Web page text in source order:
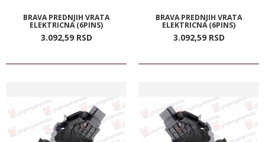
BRAVA PREDNJIH VRATA
ELEKTRICNA (6PINS)
3.092,59 RSD
BRAVA PREDNJIH VRATA
ELEKTRICNA (6PINS)
3.092,59 RSD